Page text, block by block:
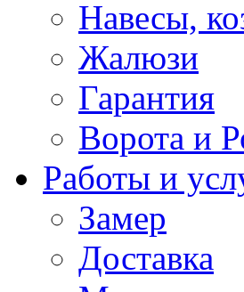
Навесы,
Жалюзи
Гарантия
Ворота и
Работы и
Замер
Доставка